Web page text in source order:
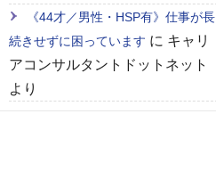
《44才／男性・HSP有》仕事が長
続きせずに困っています に キャリ
アコンサルタントドットネット
より